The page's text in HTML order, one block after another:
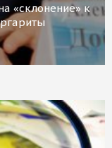
«склонение» к